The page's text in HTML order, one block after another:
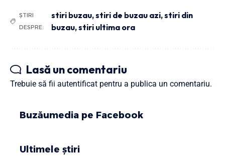
ȘTIRI
DESPRE:
stiri buzau,stiri de buzau azi,stiri din
buzau,stiri ultima ora
Lasă un comentariu
Trebuie să fii autentificat pentru a publica un comentariu.
Buzăumedia pe Facebook
Ultimele știri